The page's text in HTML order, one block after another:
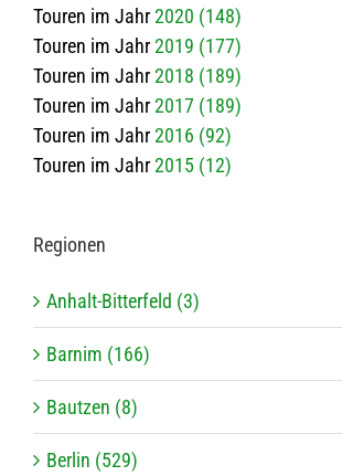
Touren im Jahr2020 (148)
Touren im Jahr2019 (177)
Touren im Jahr2018 (189)
Touren im Jahr2017 (189)
Touren im Jahr2016 (92)
Touren im Jahr2015 (12)
Regio­nen
Anhalt-Bitterfeld (3)
Barnim (166)
Bautzen (8)
Berlin (529)